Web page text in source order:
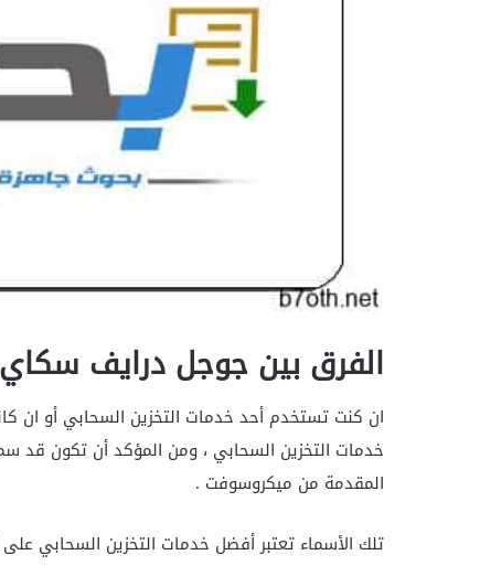
الفرق بين جوجل درايف
ان كنت تستخدم أحد خدمات التخزين السحابي أو
خدمات التخزين السحابي ، ومن المؤكد أن تكون
المقدمة من ميكروسوفت .
تلك الأسماء تعتبر أفضل خدمات التخزين السحابي على